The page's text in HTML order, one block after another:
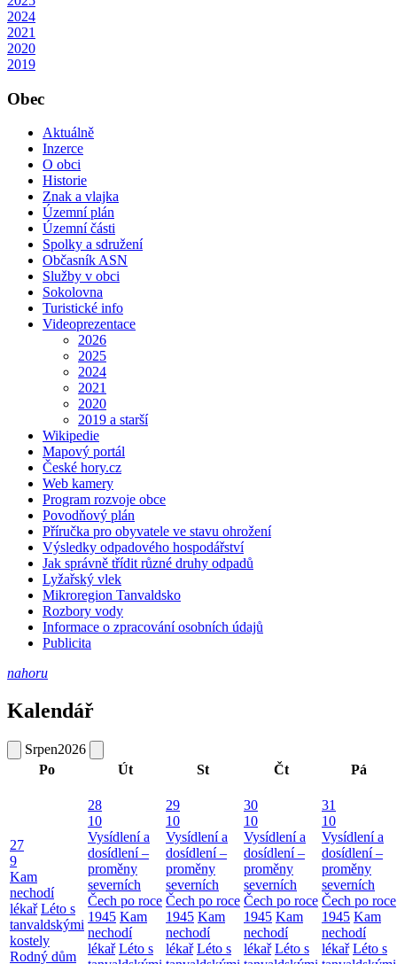
2024
2021
2020
2019
Obec
Aktuálně
Inzerce
O obci
Historie
Znak a vlajka
Územní plán
Územní části
Spolky a sdružení
Občasník ASN
Služby v obci
Sokolovna
Turistické info
Videoprezentace
2026
2025
2024
2021
2020
2019 a starší
Wikipedie
Mapový portál
České hory.cz
Web kamery
Program rozvoje obce
Povodňový plán
Příručka pro obyvatele ve stavu ohrožení
Výsledky odpadového hospodářství
Jak správně třídit různé druhy odpadů
Lyžařský vlek
Mikroregion Tanvaldsko
Rozbory vody
Informace o zpracování osobních údajů
Publicita
nahoru
Kalendář
Srpen2026
Po
Út St Čt Pá
27
9
Kam
nechodí
lékař Léto s
tanvaldskými
kostely
Rodný dům
28
10
Vysídlení a
dosídlení –
proměny
severních
Čech po roce
1945 Kam
nechodí
lékař Léto s
29
10
Vysídlení a
dosídlení –
proměny
severních
Čech po roce
1945 Kam
nechodí
lékař Léto s
30
10
Vysídlení a
dosídlení –
proměny
severních
Čech po roce
1945 Kam
nechodí
lékař Léto s
31
10
Vysídlení a
dosídlení –
proměny
severních
Čech po roce
1945 Kam
nechodí
lékař Léto s